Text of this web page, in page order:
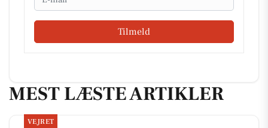
Tilmeld
MEST LÆSTE ARTIKLER
VEJRET